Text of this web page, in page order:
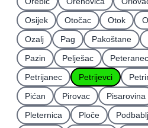
Osijek
Otočac Otok
Ozalj
Pag Pakoštane
Pazin
Pelješac Peteranec
Petrijanec
Petrijevci
Pićan
Pirovac Pisarovina
Pleternica
Ploče